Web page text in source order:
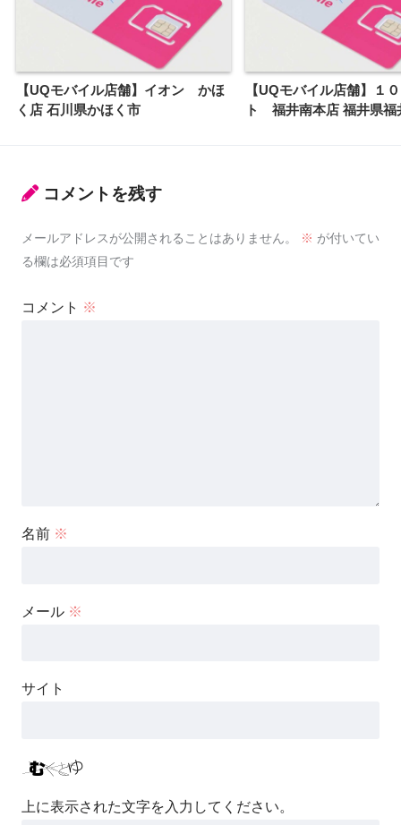
【UQモバイル店舗】イオン かほ
く店 石川県かほく市
【UQモバイル店舗】１
ト 福井南本店 福井県福
コメントを残す
メールアドレスが公開されることはありません。 ※ が付いてい
る欄は必須項目です
コメント ※
名前 ※
メール ※
サイト
上に表示された文字を入力してください。